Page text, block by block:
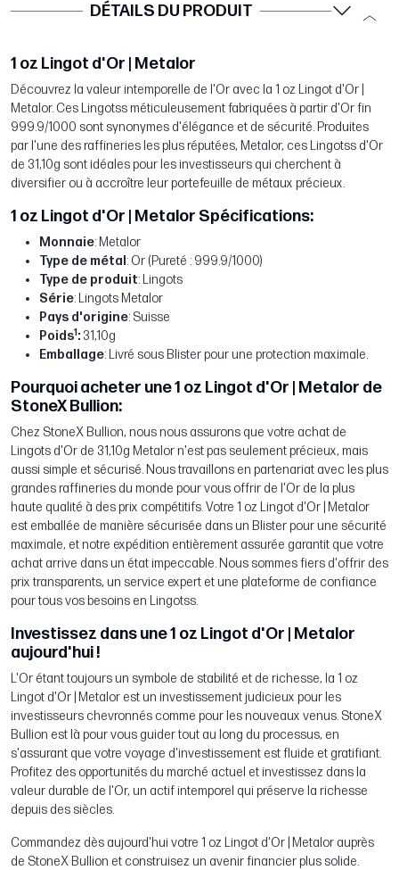
DÉTAILS DU PRODUIT
1 oz Lingot d'Or | Metalor
Découvrez la valeur intemporelle de l'Or avec la 1 oz Lingot d'Or |
Metalor. Ces Lingotss méticuleusement fabriquées à partir d'Or fin
999.9/1000 sont synonymes d'élégance et de sécurité. Produites
par l'une des raffineries les plus réputées, Metalor, ces Lingotss d'Or
de 31,10g sont idéales pour les investisseurs qui cherchent à
diversifier ou à accroître leur portefeuille de métaux précieux.
1 oz Lingot d'Or | Metalor Spécifications:
Monnaie: Metalor
Type de métal : Or (Pureté : 999.9/1000)
Type de produit: Lingots
Série: Lingots Metalor
Pays d'origine: Suisse
Poids1: 31,10g
Emballage: Livré sous Blister pour une protection maximale.
Pourquoi acheter une 1 oz Lingot d'Or | Metalor de
StoneX Bullion:
Chez StoneX Bullion, nous nous assurons que votre achat de
Lingots d'Or de 31,10g Metalor n'est pas seulement précieux, mais
aussi simple et sécurisé. Nous travaillons en partenariat avec les plus
grandes raffineries du monde pour vous offrir de l'Or de la plus
haute qualité à des prix compétitifs. Votre 1 oz Lingot d'Or | Metalor
est emballée de manière sécurisée dans un Blister pour une sécurité
maximale, et notre expédition entièrement assurée garantit que votre
achat arrive dans un état impeccable. Nous sommes fiers d'offrir des
prix transparents, un service expert et une plateforme de confiance
pour tous vos besoins en Lingotss.
Investissez dans une 1 oz Lingot d'Or | Metalor
aujourd'hui !
L'Or étant toujours un symbole de stabilité et de richesse, la 1 oz
Lingot d'Or | Metalor est un investissement judicieux pour les
investisseurs chevronnés comme pour les nouveaux venus. StoneX
Bullion est là pour vous guider tout au long du processus, en
s'assurant que votre voyage d'investissement est fluide et gratifiant.
Profitez des opportunités du marché actuel et investissez dans la
valeur durable de l'Or, un actif intemporel qui préserve la richesse
depuis des siècles.
Commandez dès aujourd'hui votre 1 oz Lingot d'Or | Metalor auprès
de StoneX Bullion et construisez un avenir financier plus solide.